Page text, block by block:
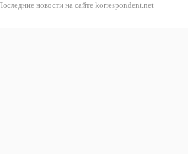
новости на сайте korrespondent.net